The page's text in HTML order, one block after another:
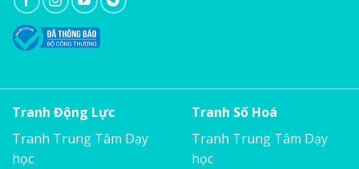
Tranh Động Lực
Tranh Trung Tâm Dạy
học
Tranh Số Hoá
Tranh Trung Tâm Dạy
học